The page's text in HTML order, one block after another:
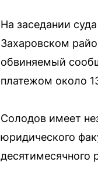
На заседании
Захаровском
обвиняемый
платежом около
Солодов имеет
юридического
десятимесячного